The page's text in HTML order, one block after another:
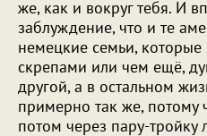
же, как и вокруг тебя. И
заблуждение, что и те
немецкие семьи,
скрепами или чем ещё,
другой, а в остальном
примерно так же, потому
потом через пару-тройку